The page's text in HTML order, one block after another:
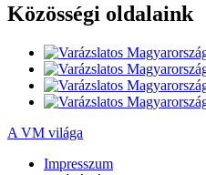
Közösségi oldalaink
A VM világa
Impresszum